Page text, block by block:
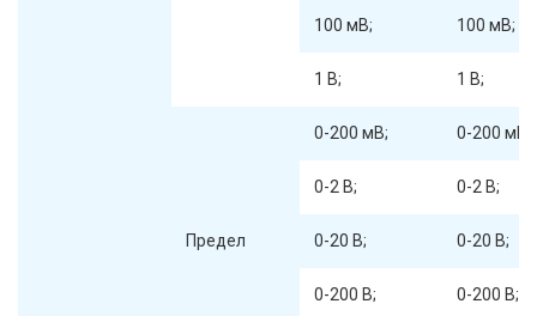
100 мВ; 100 мВ;
1 В; 1 В;
Предел
0-200 мВ; 0-200 мВ;
0-2 В; 0-2 В;
0-20 В; 0-20 В;
0-200 В; 0-200 В;